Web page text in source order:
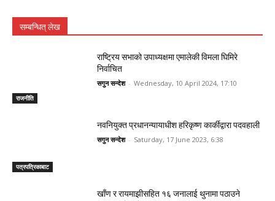
सम्बन्धित् लेख
राजनीति
राष्ट्रिय सभाको उपाध्यक्षमा एमालेकी विमला घिमिरे
निर्वाचित
सगुन सन्देश - Wednesday, 10 April 2024, 17:10
पत्रपत्रिकाबाट
नवनियुक्त प्रधानन्यायाधीश हरिकृष्ण कार्कीद्वारा पदवहाली
सगुन सन्देश - Saturday, 17 June 2023, 6:38
खाँण र रायमाझीसहित १६ जनालाई थुनामा पठाउने